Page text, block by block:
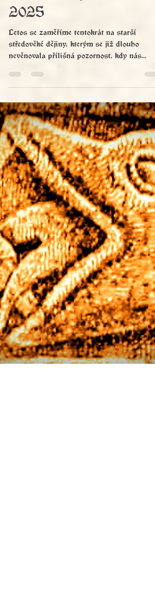
19. 4. 2025
Minut čtení: 1
2025
2025
Letos se zaměříme tentokrát na starší
středověké dějiny, kterým se již dlouho
nevěnovala přílišná pozornost, kdy nás
příběh zavane do dob raného středověku a
příběhu mocného vikingského Krále!